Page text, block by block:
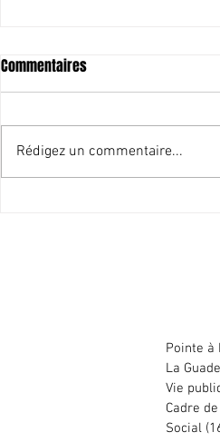
Commentaires
Rédigez un commentaire...
Pointe à
La
Vie
Cadre
Social